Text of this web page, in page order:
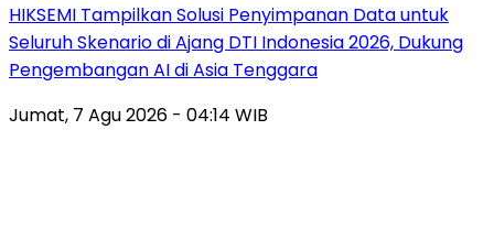
HIKSEMI Tampilkan Solusi Penyimpanan Data untuk
Seluruh Skenario di Ajang DTI Indonesia 2026, Dukung
Pengembangan AI di Asia Tenggara
Jumat, 7 Agu 2026 - 04:14 WIB